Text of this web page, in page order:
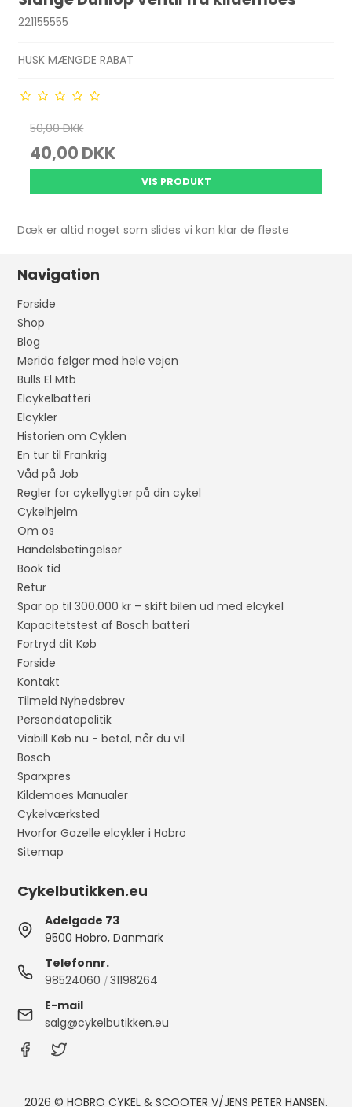
221155555
HUSK MÆNGDE RABAT
50,00 DKK
40,00 DKK
VIS PRODUKT
Dæk er altid noget som slides vi kan klar de fleste
Navigation
Forside
Shop
Blog
Merida følger med hele vejen
Bulls El Mtb
Elcykelbatteri
Elcykler
Historien om Cyklen
En tur til Frankrig
Våd på Job
Regler for cykellygter på din cykel
Cykelhjelm
Om os
Handelsbetingelser
Book tid
Retur
Spar op til 300.000 kr – skift bilen ud med elcykel
Kapacitetstest af Bosch batteri
Fortryd dit Køb
Forside
Kontakt
Tilmeld Nyhedsbrev
Persondatapolitik
Viabill Køb nu - betal, når du vil
Bosch
Sparxpres
Kildemoes Manualer
Cykelværksted
Hvorfor Gazelle elcykler i Hobro
Sitemap
Cykelbutikken.eu
Adelgade 73
9500 Hobro, Danmark
Telefonnr.
98524060 /31198264
E-mail
salg@cykelbutikken.eu
2026 © HOBRO CYKEL & SCOOTER V/JENS PETER HANSEN.